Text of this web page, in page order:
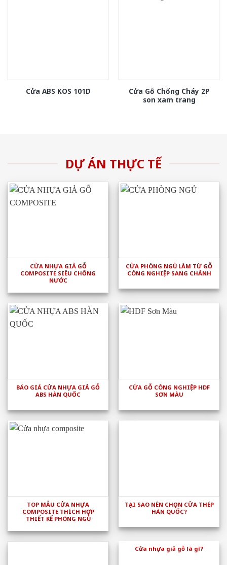
Cửa ABS KOS 101D
Cửa Gỗ Chống Cháy 2P
son xam trang
DỰ ÁN THỰC TẾ
CỬA NHỰA GIẢ GỖ
COMPOSITE SIÊU CHỐNG
NƯỚC
CỬA PHÒNG NGỦ LÀM TỪ GỖ
CÔNG NGHIỆP SANG CHẢNH
BÁO GIÁ CỬA NHỰA GIẢ GỖ
ABS HÀN QUỐC
CỬA GỖ CÔNG NGHIỆP HDF
SƠN MÀU
TOP MẪU CỬA NHỰA
COMPOSITE THÍCH HỢP
THIẾT KẾ PHÒNG NGỦ
TẠI SAO NÊN CHỌN CỬA THÉP
HÀN QUỐC?
Cửa nhựa giả gỗ là gì?